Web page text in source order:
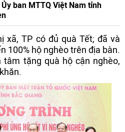
ban MTTQ Việt Nam tỉnh
xã, TP có đủ quà Tết; đã và
100% hộ nghèo trên địa bàn.
tâm tặng quà hộ cận nghèo,